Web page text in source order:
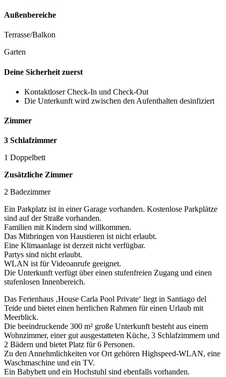
Außenbereiche
Terrasse/Balkon
Garten
Deine Sicherheit zuerst
Kontaktloser Check-In und Check-Out
Die Unterkunft wird zwischen den Aufenthalten desinfiziert
Zimmer
3 Schlafzimmer
1 Doppelbett
Zusätzliche Zimmer
2 Badezimmer
Ein Parkplatz ist in einer Garage vorhanden. Kostenlose Parkplätze
sind auf der Straße vorhanden.
Familien mit Kindern sind willkommen.
Das Mitbringen von Haustieren ist nicht erlaubt.
Eine Klimaanlage ist derzeit nicht verfügbar.
Partys sind nicht erlaubt.
WLAN ist für Videoanrufe geeignet.
Die Unterkunft verfügt über einen stufenfreien Zugang und einen
stufenlosen Innenbereich.
Das Ferienhaus ‚House Carla Pool Private‘ liegt in Santiago del
Teide und bietet einen herrlichen Rahmen für einen Urlaub mit
Meerblick.
Die beeindruckende 300 m² große Unterkunft besteht aus einem
Wohnzimmer, einer gut ausgestatteten Küche, 3 Schlafzimmern und
2 Bädern und bietet Platz für 6 Personen.
Zu den Annehmlichkeiten vor Ort gehören Highspeed-WLAN, eine
Waschmaschine und ein TV.
Ein Babybett und ein Hochstuhl sind ebenfalls vorhanden.